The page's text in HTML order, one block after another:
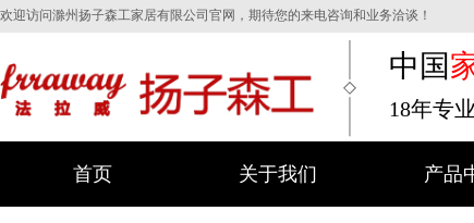
欢迎访问滁州扬子森工家居有限公司官网，期待您的来电咨询和业务洽谈！
中国
18年专
首页 关于我们 产品